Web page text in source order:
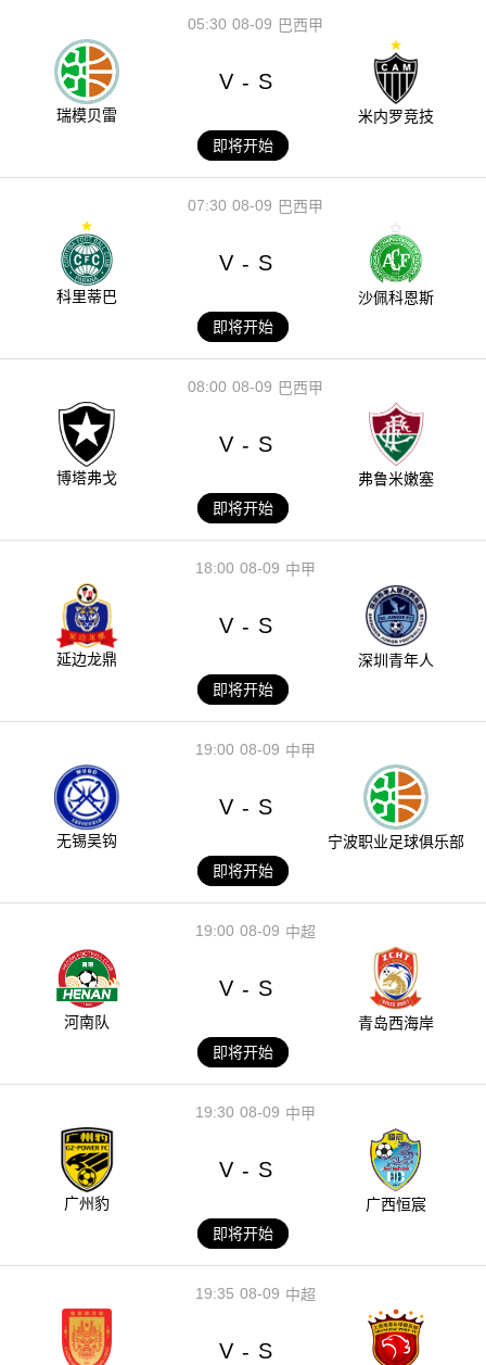
08-09
05:30 巴西甲
瑞模贝雷
V - S
米内罗竞技
即将开始
08-09
07:30 巴西甲
科里蒂巴
V - S
沙佩科恩斯
即将开始
08-09
08:00 巴西甲
博塔弗戈
V - S
弗鲁米嫩塞
即将开始
08-09
18:00 中甲
延边龙鼎
V - S
深圳青年人
即将开始
08-09
19:00 中甲
无锡吴钩
V - S
宁波职业足球俱乐部
即将开始
08-09
19:00 中超
河南队
V - S
青岛西海岸
即将开始
08-09
19:30 中甲
广州豹
V - S
广西恒宸
即将开始
08-09
19:35 中超
V - S